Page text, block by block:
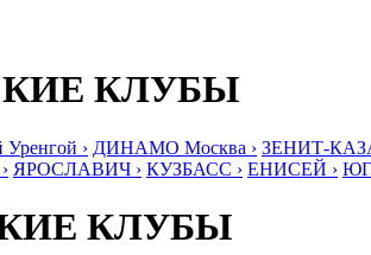
КЛУБЫ
› ДИНАМО Москва › ЗЕНИТ-
ЯРОСЛАВИЧ › КУЗБАСС › ЕНИСЕЙ ›
КЛУБЫ